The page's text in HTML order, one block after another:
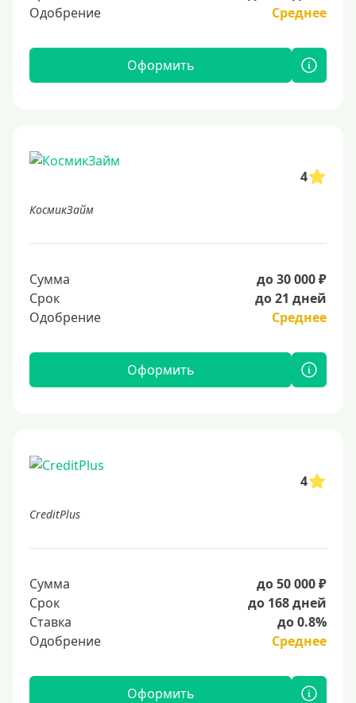
Одобрение
Среднее
Оформить
4
КосмикЗайм
Сумма
до 30 000 ₽
Срок
до 21 дней
Одобрение
Среднее
Оформить
4
CreditPlus
Сумма
до 50 000 ₽
Срок
до 168 дней
Ставка
до 0.8%
Одобрение
Среднее
Оформить